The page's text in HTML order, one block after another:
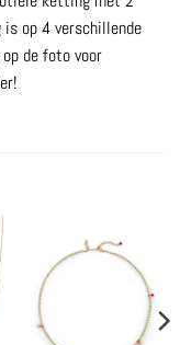
op 4 verschillende
de foto voor